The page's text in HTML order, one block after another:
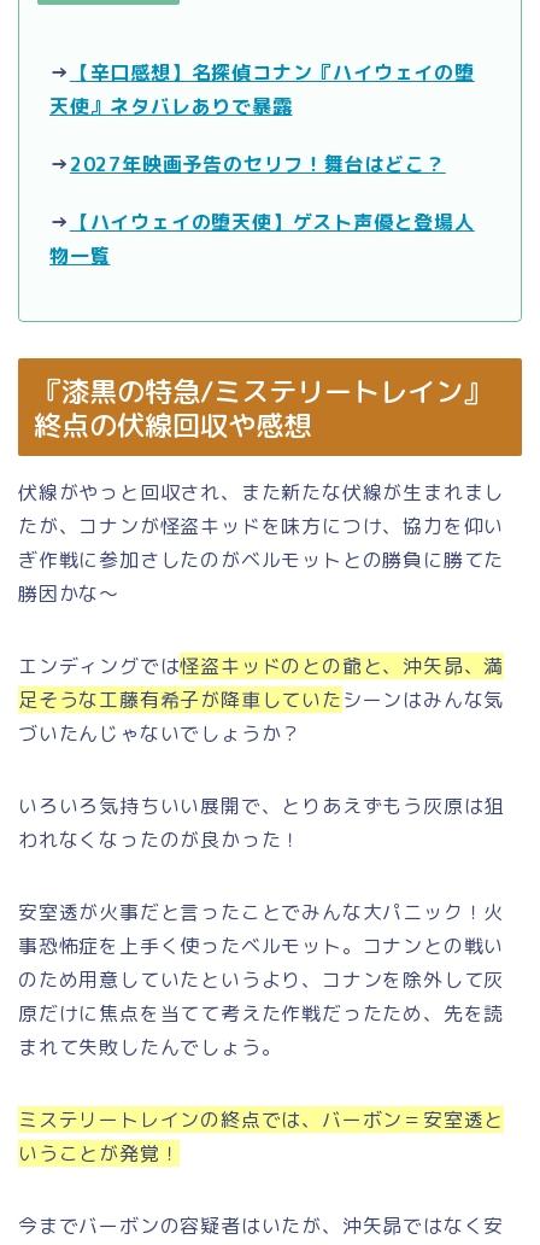
→ 【辛口感想】名探偵コナン『ハイウェイの堕
天使』ネタバレありで暴露
→2027年映画予告のセリフ！舞台はどこ？
→ 【ハイウェイの堕天使】ゲスト声優と登場人
物一覧
『漆黒の特急/ミステリートレイン』
終点の伏線回収や感想
伏線がやっと回収され、また新たな伏線が生まれまし
たが、コナンが怪盗キッドを味方につけ、協力を仰い
ぎ作戦に参加さしたのがベルモットとの勝負に勝てた
勝因かな～
エンディングでは怪盗キッドのとの爺と、沖矢昴、満
足そうな工藤有希子が降車していたシーンはみんな気
づいたんじゃないでしょうか？
いろいろ気持ちいい展開で、とりあえずもう灰原は狙
われなくなったのが良かった！
安室透が火事だと言ったことでみんな大パニック！火
事恐怖症を上手く使ったベルモット。コナンとの戦い
のため用意していたというより、コナンを除外して灰
原だけに焦点を当てて考えた作戦だったため、先を読
まれて失敗したんでしょう。
ミステリートレインの終点では、バーボン＝安室透と
いうことが発覚！
今までバーボンの容疑者はいたが、沖矢昴ではなく安